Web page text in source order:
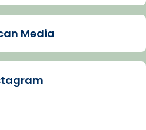
IA (OpenAI)
Barcelona
Media